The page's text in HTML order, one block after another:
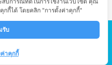
Holiday
น
ติดต่อ
กกี้ได้ โดยคลิก "การตั้งค่าคุกกี้"
รับ
าคุกกี้